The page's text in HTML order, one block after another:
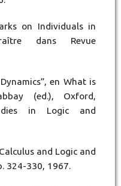
on Individuals in
dans Revue
en What is
(ed.), Oxford,
in Logic and
and Logic and
324-330, 1967.